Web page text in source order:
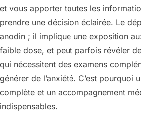
et vous apporter toutes les
prendre une décision éclairée. Le
anodin ; il implique une exposition
faible dose, et peut parfois révéler
qui nécessitent des examens
générer de l’anxiété. C’est pourquoi
complète et un accompagnement
indispensables.